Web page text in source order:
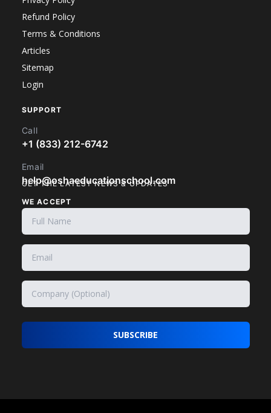
Refund Policy
Terms & Conditions
Articles
Sitemap
Login
SUPPORT
Call
+1 (833) 212-6742
Email
help@oshaeducationschool.com
WE ACCEPT
GET THE LATEST NEWS & UPDATES
SUBSCRIBE